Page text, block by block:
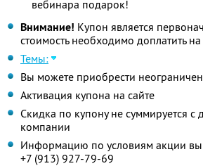
вебинара подарок!
Внимание! Купон является
стоимость необходимо доплатить на
Темы:
Вы можете приобрести
Активация купона на сайте
Скидка по купону не суммируется
компании
Информацию по условиям акции вы
+7 (913) 927-79-69